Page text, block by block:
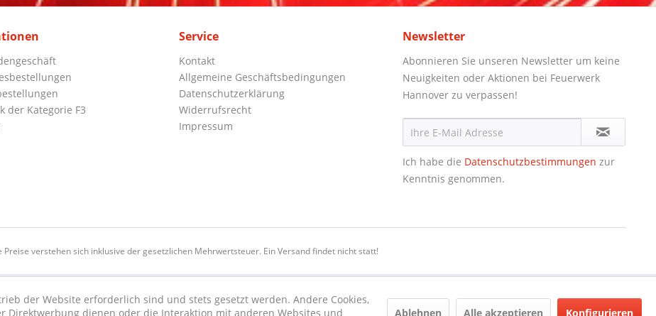
der Kategorie F3
Service
Kontakt
Allgemeine Geschäftsbedingungen
Datenschutzerklärung
Widerrufsrecht
Impressum
Newsletter
Abonnieren Sie unseren Newsletter um keine
Neuigkeiten oder Aktionen bei Feuerwerk
Hannover zu verpassen!
Ich habe die Datenschutzbestimmungen zur
Kenntnis genommen.
Preise verstehen sich inklusive der gesetzlichen Mehrwertsteuer. Ein Versand findet nicht statt!
der Website erforderlich sind und stets gesetzt werden. Andere Cookies,
Direktwerbung dienen oder die Interaktion mit anderen Websites und
Ablehnen Alle akzeptieren Konfigurieren